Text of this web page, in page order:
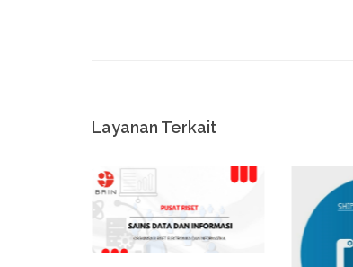
Layanan Terkait